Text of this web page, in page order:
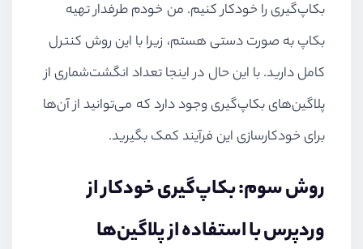
بکاپ‌گیری را خودکار کنیم. من خودم طرفدار تهیه
بکاپ به صورت دستی هستم، زیرا با این روش کنترل
کامل دارید. با این حال در اینجا تعداد انگشت‌شماری از
پلاگین‌های بکاپ‌گیری وجود دارد که می‌توانید از آن‌ها
برای خودکارسازی این فرآیند کمک بگیرید.
روش سوم: بکاپ‌گیری خودکار از
وردپرس با استفاده از پلاگین‌ها